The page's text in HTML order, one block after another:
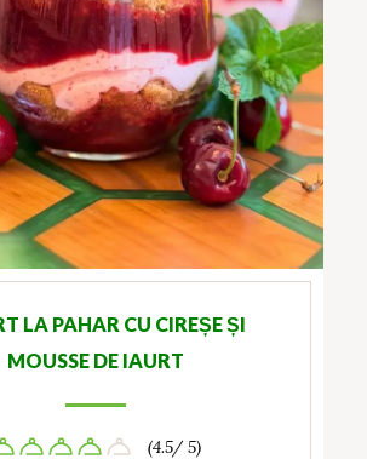
LA PAHAR CU CIREȘE ȘI
MOUSSE DE IAURT
(4.5/ 5)